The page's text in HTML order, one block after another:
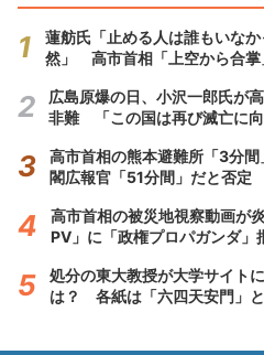
蓮舫氏「止める人は誰もいな
然」 高市首相「上空から合掌
広島原爆の日、小沢一郎氏が
非難 「この国は再び滅亡に向
高市首相の熊本避難所「3分
閣広報官「51分間」だと否定
高市首相の被災地視察動画
PV」に「政権プロパガンダ」
処分の東大教授が大学サイト
は？ 各紙は「六四天安門」